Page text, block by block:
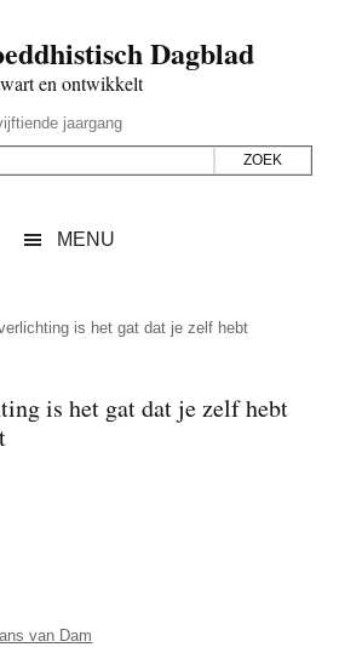
Dagblad
en ontwikkelt
jaargang
MENU
is het gat dat je zelf hebt
is het gat dat je zelf hebt
van Dam